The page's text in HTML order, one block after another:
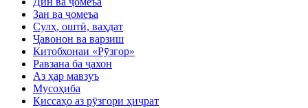
Зан ва ҷомеъа
Сулҳ, оштӣ, ваҳдат
Ҷавонон ва варзиш
Китобхонаи «Рӯзгор»
Равзана ба ҷахон
Аз ҳар мавзуъ
Мусоҳиба
Қиссаҳо аз рӯзгори ҳиҷрат